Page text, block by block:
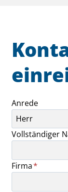
Anrede
Vollständiger
Firma*